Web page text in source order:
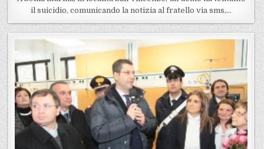
il suicidio, comunicando la notizia al fratello via sms,…